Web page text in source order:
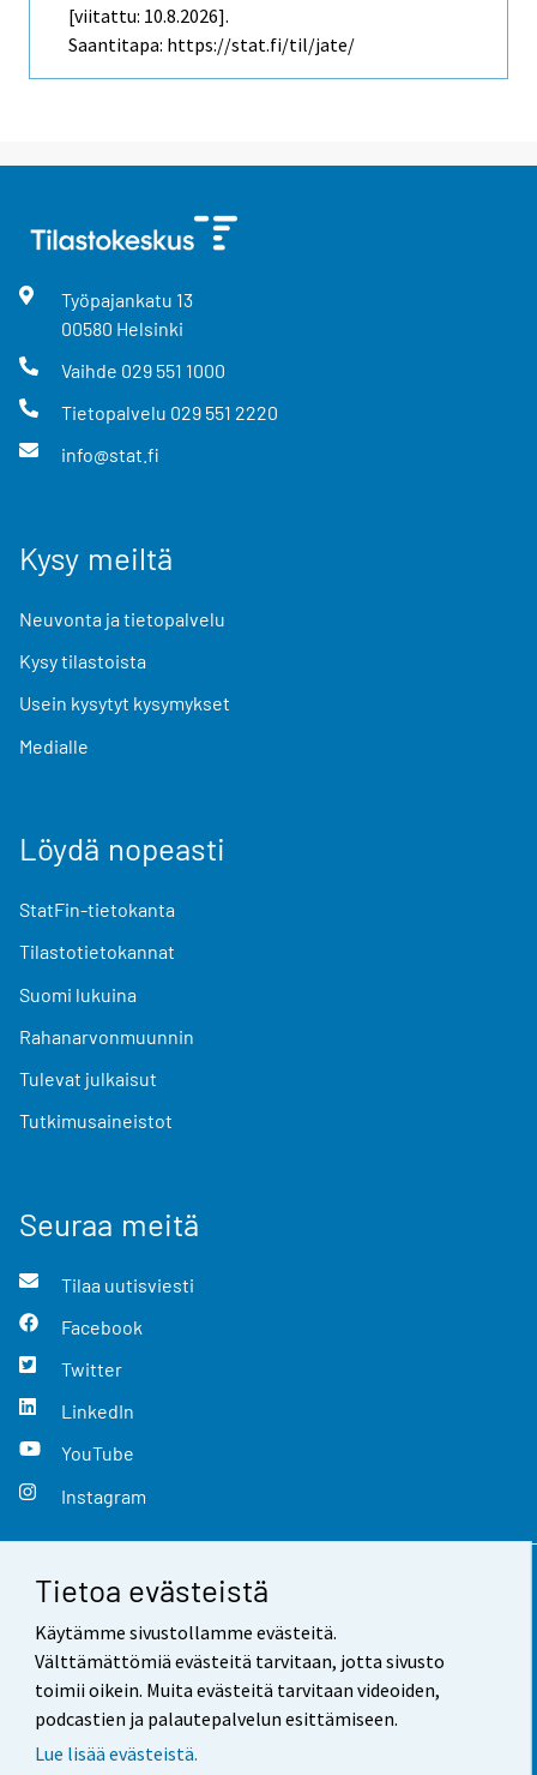
Tietoa evästeistä
Käytämme sivustollamme evästeitä.
Välttämättömiä evästeitä tarvitaan, jotta sivusto
toimii oikein. Muita evästeitä tarvitaan videoiden,
podcastien ja palautepalvelun esittämiseen.
Lue lisää evästeistä.
[viitattu: 10.8.2026].
Saantitapa: https://stat.fi/til/jate/
Työpajankatu 13
00580 Helsinki
Vaihde 029 551 1000
Tietopalvelu 029 551 2220
info@stat.fi
Kysy meiltä
Neuvonta ja tietopalvelu
Kysy tilastoista
Usein kysytyt kysymykset
Medialle
Löydä nopeasti
StatFin-tietokanta
Tilastotietokannat
Suomi lukuina
Rahanarvonmuunnin
Tulevat julkaisut
Tutkimusaineistot
Seuraa meitä
Tilaa uutisviesti
Facebook
Twitter
LinkedIn
YouTube
Instagram
Yhteystiedot
Palaute
Käyttöehdot